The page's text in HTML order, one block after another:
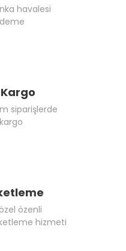
havalesi
Kargo
siparişlerde
özenli
hizmeti